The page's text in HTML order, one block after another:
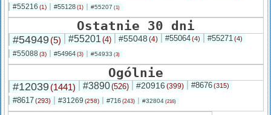
#55216 (1) #55128 (1) #55207 (1)
Ostatnie 30 dni
#54949(5) #55201 (4) #55048 (4) #55064(4) #55271(4)
#55088 (3) #54964 (3) #54933 (3)
Ogólnie
#12039(1441) #3890(526) #20916 (399) #8676(315)
#8617(293) #31269 (258) #716 (243) #32804 (216)